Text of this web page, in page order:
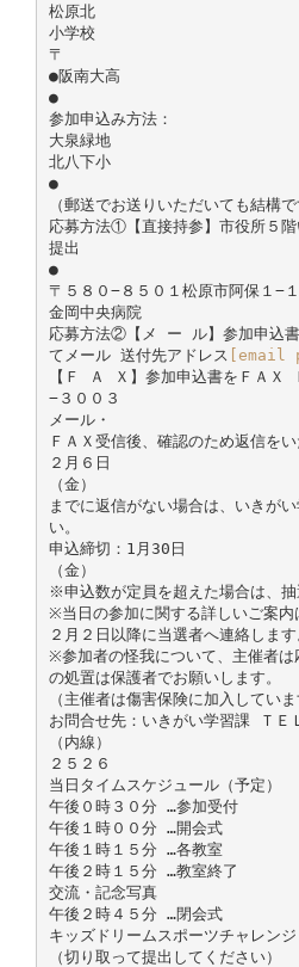
松原北
小学校
〒
●阪南大高
●
参加申込み方法：
大泉緑地
北八下小
●
（郵送でお送りいただいても結構で
応募方法①【直接持参】市役所５
提出
●
〒５８０−８５０１松原市阿保１−１
金岡中央病院
応募方法②【メ ー ル】参加申込書
てメール 送付先アドレス [email
【Ｆ Ａ Ｘ】参加申込書をＦＡＸ
−３００３
メール・
ＦＡＸ受信後、確認のため返信をい
２月６日
（金）
までに返信がない場合は、いきが
い。
申込締切：1月30日
（金）
※申込数が定員を超えた場合は、抽
※当日の参加に関する詳しいご案内
２月２日以降に当選者へ連絡します
※参加者の怪我について、主催者
の処置は保護者でお願いします。
（主催者は傷害保険に加入していま
お問合せ先：いきがい学習課 ＴＥ
（内線）
２５２６
当日タイムスケジュール（予定）
午後０時３０分 …参加受付
午後１時００分 …開会式
午後１時１５分 …各教室
午後２時１５分 …教室終了
交流・記念写真
午後２時４５分 …閉会式
キッズドリームスポーツチャレ
（切り取って提出してください）